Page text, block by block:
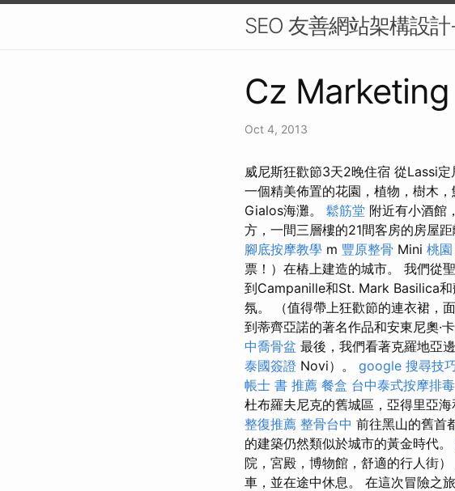
SEO 友善網站架構設
Cz
Oct 4, 2013
威尼斯狂歡節3天2晚住宿 從Lassi
一個精美佈置的花園，植物，樹木，
Gialos海灘。 鬆筋堂 附近有小酒館
方，一間三層樓的21間客房的房屋
腳底按摩教學 m 豐原整骨 Mini 桃
票！）在樁上建造的城市。 我們從
到Campanille和St. Mark Ba​​silica
氛。 （值得帶上狂歡節的連衣裙，
到蒂齊亞諾的著名作品和安東尼奧·
中喬骨盆 最後，我們看著克羅地亞
泰國簽證 Novi）。 google 搜尋技
帳士 書 推薦 餐盒 台中泰式按摩排毒
杜布羅夫尼克的舊城區，亞得里亞海
整復推薦 整骨台中 前往黑山的舊首
的建築仍然類似於城市的黃金時代。
院，宮殿，博物館，舒適的行人街）
車，並在途中休息。 在這次冒險之